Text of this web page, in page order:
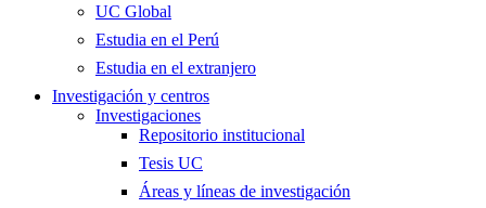
UC Global
Estudia en el Perú
Estudia en el extranjero
Investigación y centros
Investigaciones
Repositorio institucional
Tesis UC
Áreas y líneas de investigación